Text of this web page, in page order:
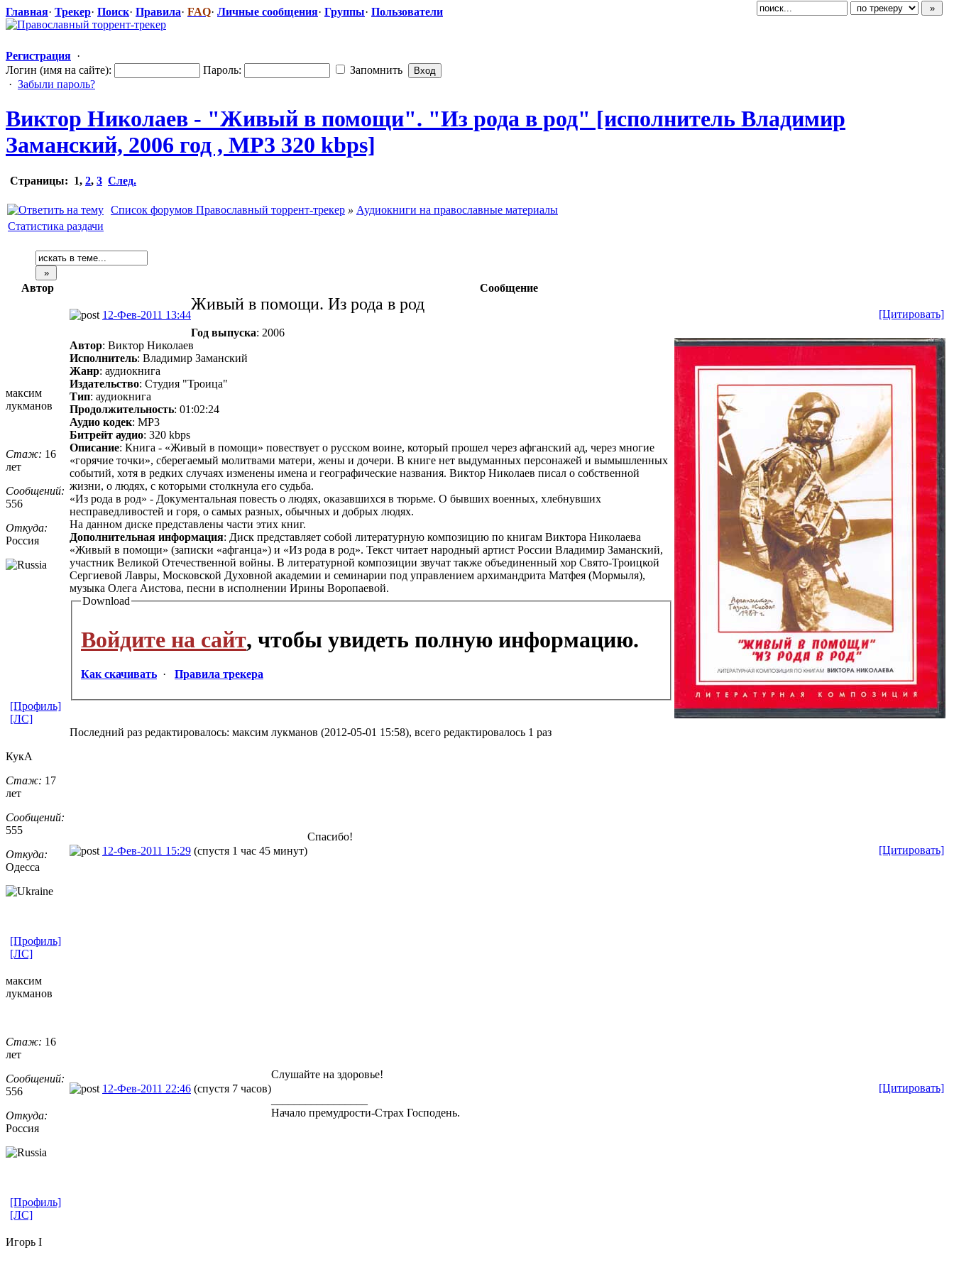
Главная· Трекер· Поиск· Правила· FAQ· Личные сообщения· Группы· Пользователи
Регистрация ·
Логин (имя на сайте):
Пароль:
Запомнить
· Забыли пароль?
Виктор Николаев - "Живый в помощи". "Из рода в род" [исполнитель Владимир
Заманский, 2006 год , MP3 320 kbps]
Страницы: 1, 2, 3 След.
Список форумов Православный торрент-трекер » Аудиокниги на православные материалы
Статистика раздачи
Автор Сообщение
максим
лукманов
Стаж: 16
лет
Сообщений:
556
Откуда:
Россия
12-Фев-2011 13:44 [Цитировать]
Живый в помощи. Из рода в род
Год выпуска: 2006
Автор: Виктор Николаев
Исполнитель: Владимир Заманский
Жанр: аудиокнига
Издательство: Студия "Троица"
Тип: аудиокнига
Продолжительность: 01:02:24
Аудио кодек: MP3
Битрейт аудио: 320 kbps
Описание: Книга - «Живый в помощи» повествует о русском воине, который прошел через афганский ад, через многие
«горячие точки», сберегаемый молитвами матери, жены и дочери. В книге нет выдуманных персонажей и вымышленных
событий, хотя в редких случаях изменены имена и географические названия. Виктор Николаев писал о собственной
жизни, о людях, с которыми столкнула его судьба.
«Из рода в род» - Документальная повесть о людях, оказавшихся в тюрьме. О бывших военных, хлебнувших
несправедливостей и горя, о самых разных, обычных и добрых людях.
На данном диске представлены части этих книг.
Дополнительная информация: Диск представляет собой литературную композицию по книгам Виктора Николаева
«Живый в помощи» (записки «афганца») и «Из рода в род». Текст читает народный артист России Владимир Заманский,
участник Великой Отечественной войны. В литературной композиции звучат также объединенный хор Свято-Троицкой
Сергиевой Лавры, Московской Духовной академии и семинарии под управлением архимандрита Матфея (Мормыля),
музыка Олега Аистова, песни в исполнении Ирины Воропаевой.
Download
Войдите на сайт, чтобы увидеть полную информацию.
Как скачивать · Правила трекера
Последний раз редактировалось: максим лукманов (2012-05-01 15:58), всего редактировалось 1 раз
[Профиль]
[ЛС]
КукА
Стаж: 17
лет
Сообщений:
555
Откуда:
Одесса
12-Фев-2011 15:29 (спустя 1 час 45 минут) [Цитировать]
Спасибо!
[Профиль]
[ЛС]
максим
лукманов
Стаж: 16
лет
Сообщений:
556
Откуда:
Россия
12-Фев-2011 22:46 (спустя 7 часов) [Цитировать]
Слушайте на здоровье!
Начало премудрости-Страх Господень.
[Профиль]
[ЛС]
Игорь I